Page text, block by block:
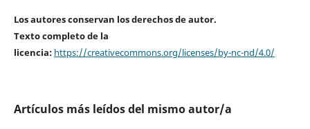
Los autores conservan los derechos de autor.
Texto completo de la
licencia: https://creativecommons.org/licenses/by-nc-nd/4.0/
Artículos más leídos del mismo autor/a